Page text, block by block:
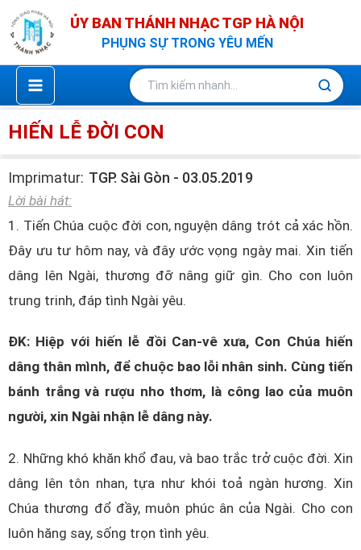
Nhảy
tới
nội
dung
ỦY BAN THÁNH NHẠC TGP HÀ NỘI
PHỤNG SỰ TRONG YÊU MẾN
HIẾN LỄ ĐỜI CON
Imprimatur: TGP. Sài Gòn - 03.05.2019
Lời bài hát:
1. Tiến Chúa cuộc đời con, nguyện dâng trót cả xác hồn.
Đây ưu tư hôm nay, và đây ước vọng ngày mai. Xin tiến
dâng lên Ngài, thương đỡ nâng giữ gìn. Cho con luôn
trung trinh, đáp tình Ngài yêu.
ĐK: Hiệp với hiến lễ đồi Can-vê xưa, Con Chúa hiến
dâng thân mình, để chuộc bao lỗi nhân sinh. Cùng tiến
bánh trắng và rượu nho thơm, là công lao của muôn
người, xin Ngài nhận lễ dâng này.
2. Những khó khăn khổ đau, và bao trắc trở cuộc đời. Xin
dâng lên tôn nhan, tựa như khói toả ngàn hương. Xin
Chúa thương đổ đầy, muôn phúc ân của Ngài. Cho con
luôn hăng say, sống trọn tình yêu.